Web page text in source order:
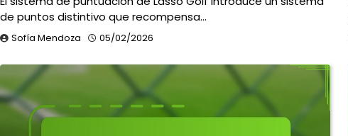
de puntos distintivo que recompensa…
Sofía Mendoza 05/02/2026